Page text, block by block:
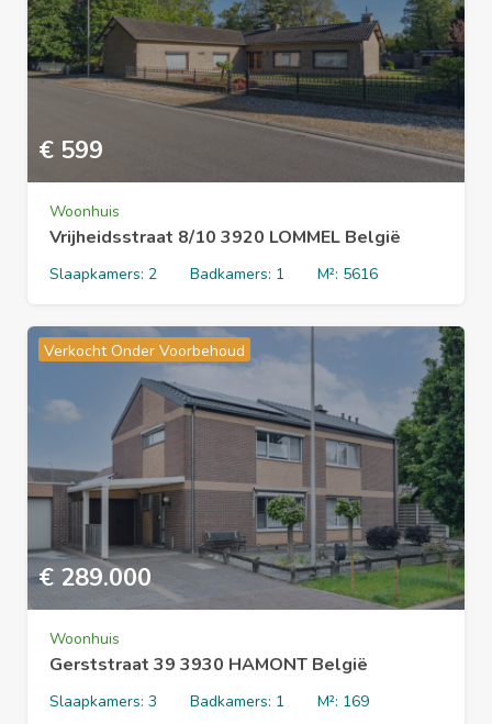
€ 599
Woonhuis
Vrijheidsstraat 8/10 3920 LOMMEL België
Slaapkamers: 2 Badkamers: 1 M²: 5616
Verkocht Onder Voorbehoud
€ 289.000
Woonhuis
Gerststraat 39 3930 HAMONT België
Slaapkamers: 3 Badkamers: 1 M²: 169